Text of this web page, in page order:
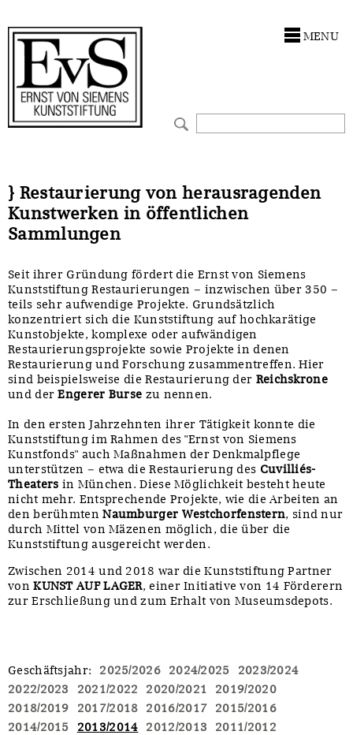
MENU
} Restaurierung von herausragenden
Kunstwerken in öffentlichen
Sammlungen
Seit ihrer Gründung fördert die Ernst von Siemens
Kunststiftung Restaurierungen – inzwischen über 350 –
teils sehr aufwendige Projekte. Grundsätzlich
konzentriert sich die Kunststiftung auf hochkarätige
Kunstobjekte, komplexe oder aufwändigen
Restaurierungsprojekte sowie Projekte in denen
Restaurierung und Forschung zusammentreffen. Hier
sind beispielsweise die Restaurierung der Reichskrone
und derEngerer Burse zu nennen.
In den ersten Jahrzehnten ihrer Tätigkeit konnte die
Kunststiftung im Rahmen des "Ernst von Siemens
Kunstfonds" auch Maßnahmen der Denkmalpflege
unterstützen – etwa die Restaurierung des Cuvilliés-
Theaters in München. Diese Möglichkeit besteht heute
nicht mehr. Entsprechende Projekte, wie die Arbeiten an
den berühmtenNaumburger Westchorfenstern, sind nur
durch Mittel von Mäzenen möglich, die über die
Kunststiftung ausgereicht werden.
Zwischen 2014 und 2018 war die Kunststiftung Partner
vonKUNST AUF LAGER, einer Initiative von 14 Förderern
zur Erschließung und zum Erhalt von Museumsdepots.
Geschäftsjahr: 2025/2026 2024/2025
2023/2024
2022/2023
2021/2022 2020/2021
2019/2020
2018/2019
2017/2018 2016/2017
2015/2016
2014/2015
2013/2014 2012/2013
2011/2012
Förderphilosophie
Gremien
Presse und Neuigkeiten
Ankauf
Restaurierungen
Werkverzeichnisse
Zwischenfinanzierung